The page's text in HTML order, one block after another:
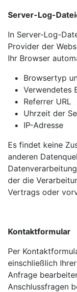
Server-Log-
In Server-Log-
Provider der
Ihr Browser
Browsertyp
Verwendetes
Referrer URL
Uhrzeit der
IP-Adresse
Es findet keine
anderen
der die
Vertrags oder
Kontaktformular
Per
einschließlich
Anfrage
Anschlussfragen